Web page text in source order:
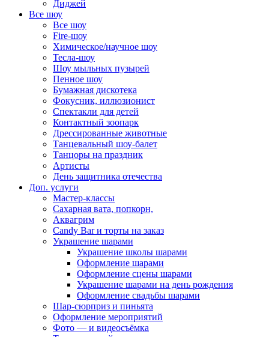
Диджей
Все шоу
Все шоу
Fire-шоу
Химическое/научное шоу
Тесла-шоу
Шоу мыльных пузырей
Пенное шоу
Бумажная дискотека
Фокусник, иллюзионист
Спектакли для детей
Контактный зоопарк
Дрессированные животные
Танцевальный шоу-балет
Танцоры на праздник
Артисты
День защитника отечества
Доп. услуги
Мастер-классы
Сахарная вата, попкорн,
Аквагрим
Candy Bar и торты на заказ
Украшение шарами
Украшение школы шарами
Оформление шарами
Оформление сцены шарами
Украшение шарами на день рождения
Оформление свадьбы шарами
Шар-сюрприз и пиньята
Оформление мероприятий
Фото — и видеосъёмка